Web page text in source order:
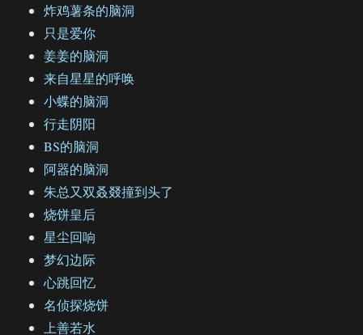
炸鸡薯条的脑洞
只是爱你
姜姜的脑洞
来自星星的呼唤
小蝶的脑洞
行走阴阳
BS的脑洞
阿器的脑洞
朱总又双叒叕撞到头了
烧饼皇后
星尘回响
梦幻边际
心跳回忆
名侦探烧饼
上善若水